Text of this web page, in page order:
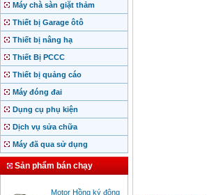
Máy chà sàn giặt thảm
Thiết bị Garage ôtô
Thiết bị nâng hạ
Thiết Bị PCCC
Thiết bị quảng cáo
Máy đóng đai
Dụng cụ phụ kiện
Dịch vụ sửa chữa
Máy đã qua sử dụng
Sản phẩm bán chạy